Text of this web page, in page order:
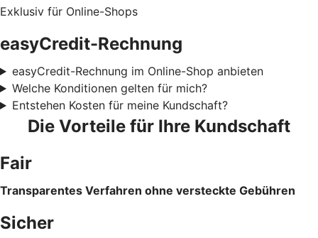
Exklusiv für Online-Shops
easyCredit-Rechnung
easyCredit-Rechnung im Online-Shop anbieten
Welche Konditionen gelten für mich?
Entstehen Kosten für meine Kundschaft?
Die Vorteile für Ihre Kundschaft
Fair
Transparentes Verfahren ohne versteckte Gebühren
Sicher